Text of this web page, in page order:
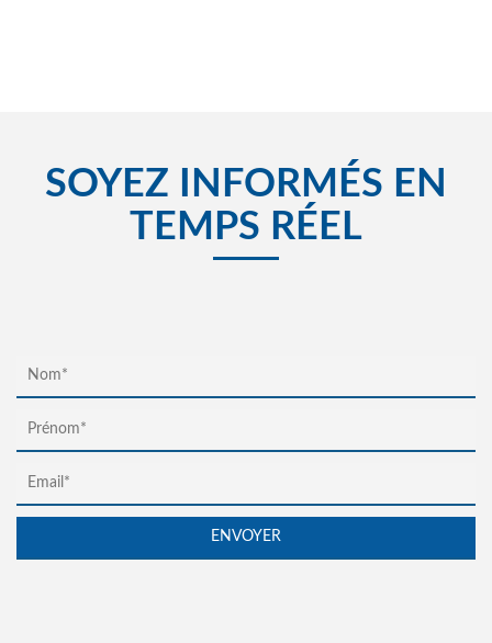
SOYEZ INFORMÉS EN
TEMPS RÉEL